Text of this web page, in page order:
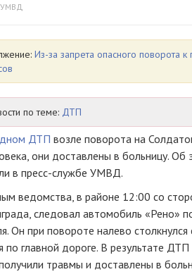
Из-за запрета опасного поворота
по теме: ДТП
ДТП возле поворота на
они доставлены в больницу. Об
в пресс-службе УМВД.
ведомства, в районе 12:00 со
следовал автомобиль «Рено»
Он при повороте налево
по главной дороге. В результате
травмы и доставлены в